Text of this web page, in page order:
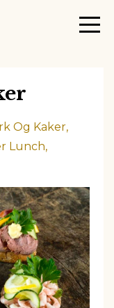
Og Kaker
Lunch